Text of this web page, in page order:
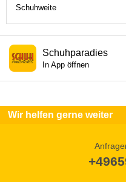
Schuhweite
Schuhparadies
In App öffnen
Wir helfen gerne weiter